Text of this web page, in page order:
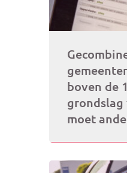
boven de
grondslag
moet